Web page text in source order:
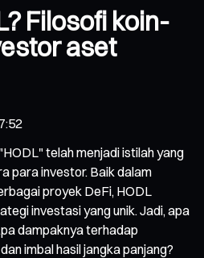
Filosofi koin-
aset
telah menjadi istilah yang
para investor. Baik dalam
proyek DeFi, HODL
investasi yang unik. Jadi, apa
dampaknya terhadap
imbal hasil jangka panjang?